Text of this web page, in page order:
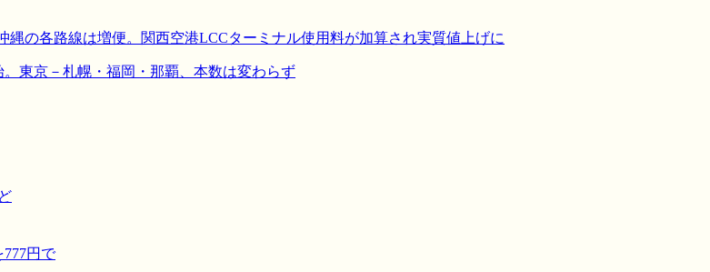
縄の各路線は増便。関西空港LCCターミナル使用料が加算され実質値上げに
東京－札幌・福岡・那覇、本数は変わらず
円で